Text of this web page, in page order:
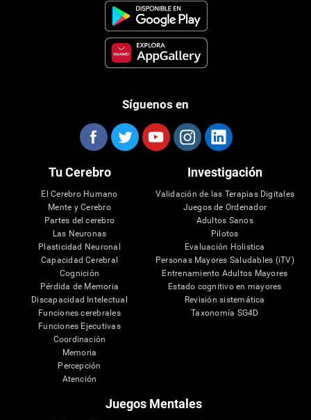
Síguenos en
Tu Cerebro
El Cerebro Humano
Mente y Cerebro
Partes del cerebro
Las Neuronas
Plasticidad Neuronal
Capacidad Cerebral
Cognición
Pérdida de Memoria
Discapacidad Intelectual
Funciones cerebrales
Funciones Ejecutivas
Coordinación
Memoria
Percepción
Atención
Investigación
Validación de las Terapias Digitales
Juegos de Ordenador
Adultos Sanos
Pilotos
Evaluación Holistica
Personas Mayores Saludables (iTV)
Entrenamiento Adultos Mayores
Estado cognitivo en mayores
Revisión sistemática
Taxonomía SG4D
Juegos Mentales